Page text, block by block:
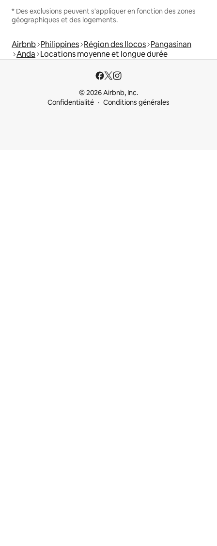
* Des exclusions peuvent s'appliquer en fonction des zones
géographiques et des logements.
Airbnb Philippines Région des Ilocos Pangasinan
Anda Locations moyenne et longue durée
© 2026 Airbnb, Inc.
Confidentialité
Conditions générales